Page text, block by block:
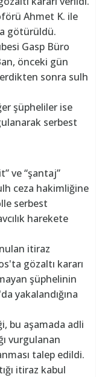
Ahmet K. ile
götürüldü.
Gasp Büro
önceki gün
sonra sulh
şüpheliler ise
serbest
ve “şantaj”
ceza hakimliğine
serbest
harekete
itiraz
gözaltı kararı
şüphelinin
yakalandığına
bu aşamada adli
vurgulanan
talep edildi.
itiraz kabul